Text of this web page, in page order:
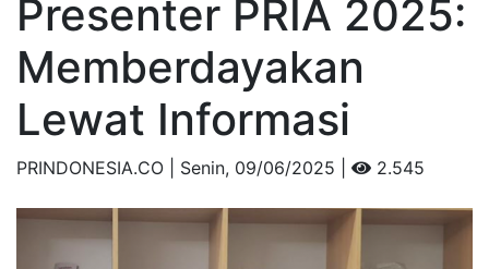
Presenter PRIA 2025:
Memberdayakan
Lewat Informasi
PRINDONESIA.CO | Senin, 09/06/2025 | 2.545